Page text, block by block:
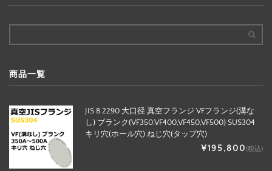
商品一覧
JIS B 2290 大口径 真空フランジ VFフランジ(溝な
し) ブランク(VF350,VF400,VF450,VF500) SUS304
キリ穴(ホール穴) ねじ穴(タップ穴)
¥195,800(税込)